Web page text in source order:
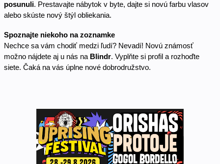
posunuli. Prestavajte nábytok v byte, dajte si novú farbu vlasov
alebo skúste nový štýl obliekania.
Spoznajte niekoho na zoznamke
Nechce sa vám chodiť medzi ľudí? Nevadí! Novú známosť
možno nájdete aj u nás na Blindr. Vyplňte si profil a rozhoďte
siete. Čaká na vás úplne nové dobrodružstvo.